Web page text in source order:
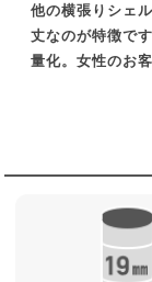
他の横張りシェ
丈なのが特徴で
量化。女性のお